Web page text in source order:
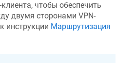
чтобы обеспечить
двумя сторонами VPN-
инструкции Маршрутизация